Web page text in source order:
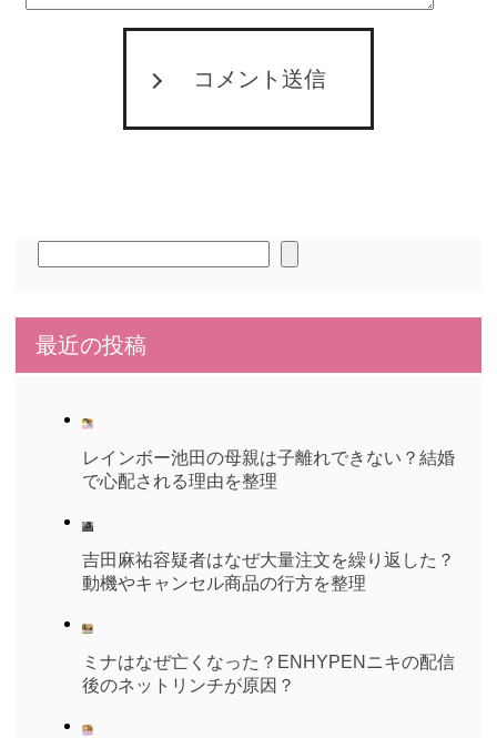
コメント送信
最近の投稿
レインボー池田の母親は子離れできない？結婚
で心配される理由を整理
吉田麻祐容疑者はなぜ大量注文を繰り返した？
動機やキャンセル商品の行方を整理
ミナはなぜ亡くなった？ENHYPENニキの配信
後のネットリンチが原因？